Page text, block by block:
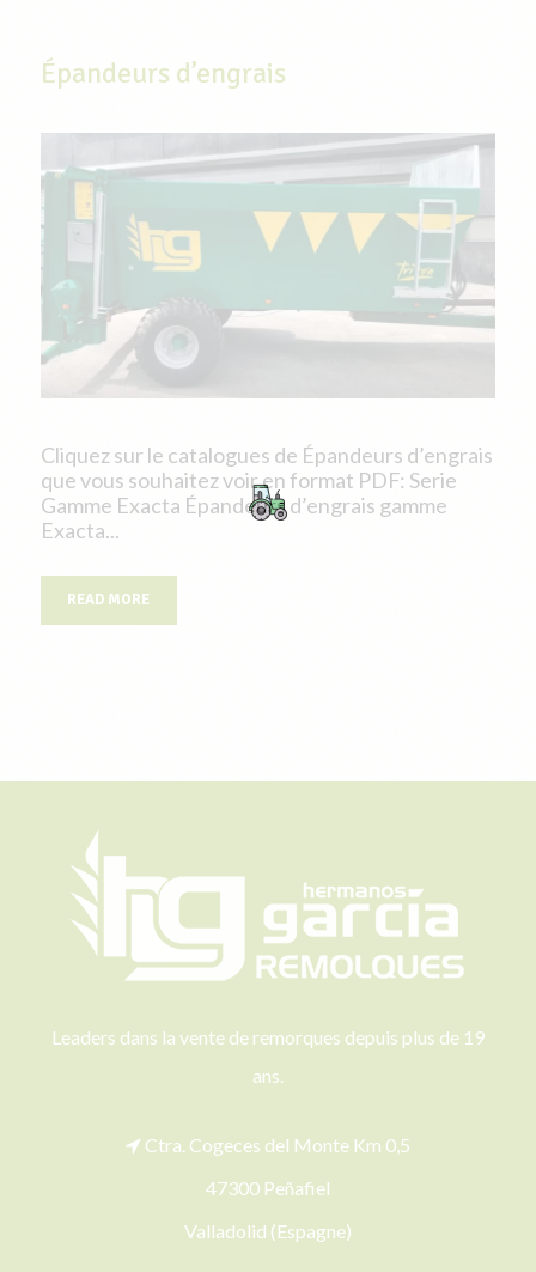
Épandeurs d’engrais
Cliquez sur le catalogues de Épandeurs d’engrais
que vous souhaitez voir en format PDF: Serie
Gamme Exacta Épandeurs d’engrais gamme
Exacta...
READ MORE
Leaders dans la vente de remorques depuis plus de 19
ans.
Ctra. Cogeces del Monte Km 0,5
47300 Peñafiel
Valladolid (Espagne)